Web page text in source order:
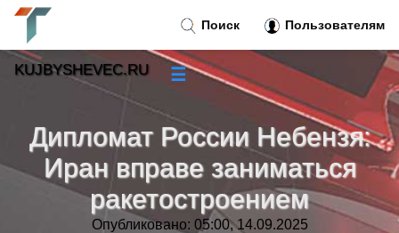
Дипломат России Небензя:
Иран вправе заниматься
ракетостроением
Опубликовано: 05:00, 14.09.2025
Поиск Пользователям
KUJBYSHEVEC.RU ☰
Новости»
Тренды новостей»
Рубрики»